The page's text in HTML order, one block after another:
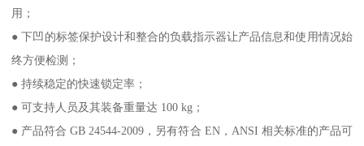
用；
● 下凹的标签保护设计和整合的负载指示器让产品信息和使用情况始
终方便检测；
● 持续稳定的快速锁定率；
● 可支持人员及其装备重量达 100 kg；
● 产品符合 GB 24544-2009，另有符合 EN，ANSI 相关标准的产品可